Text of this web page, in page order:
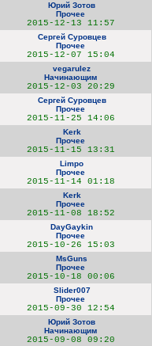
Юрий Зотов
Прочее
2015-12-13 11:57
Сергей Суровцев
Прочее
2015-12-07 15:04
vegarulez
Начинающим
2015-12-03 20:29
Сергей Суровцев
Прочее
2015-11-25 14:06
Kerk
Прочее
2015-11-15 13:31
Limpo
Прочее
2015-11-14 01:18
Kerk
Прочее
2015-11-08 18:52
DayGaykin
Прочее
2015-10-26 15:03
MsGuns
Прочее
2015-10-18 00:06
Slider007
Прочее
2015-09-30 12:54
Юрий Зотов
Начинающим
2015-09-08 09:20